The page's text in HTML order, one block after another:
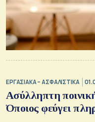
ΕΡΓΑΣΙΑΚΑ – ΑΣΦΑΛΙΣΤΙΚΑ
Ασύλληπτη
Όποιος φεύγει